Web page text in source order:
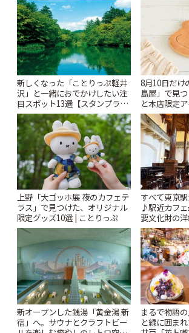
ぷ
新しくなった「ことりっぷ軽井
沢」と一緒におでかけしたい注
目スポット13選【スタンプラリ
ー開催中】 | ことりっぷ
8月10日だ
島屋」で見
と本店限定
ぷ
上野「大ゴッホ展 夜のカフェテ
ラス」で見つけた、オリジナル
限定グッズ10選 | ことりっぷ
すべて東京
♪駅近カフ
要文化財の
札すぐのレ
りっぷ
新オープンした銭湯「黄金湯 新
宿」へ。サウナとクラフトビー
まるで物語
と緑に囲ま